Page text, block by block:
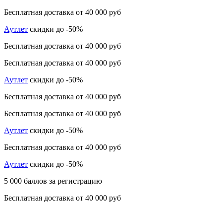
Бесплатная доставка от 40 000 руб
Аутлет скидки до -50%
Бесплатная доставка от 40 000 руб
Бесплатная доставка от 40 000 руб
Аутлет скидки до -50%
Бесплатная доставка от 40 000 руб
Бесплатная доставка от 40 000 руб
Аутлет скидки до -50%
Бесплатная доставка от 40 000 руб
Аутлет скидки до -50%
5 000 баллов за регистрацию
Бесплатная доставка от 40 000 руб